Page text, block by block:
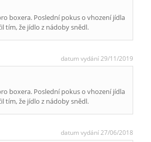
boxera. Poslední pokus o vhození jídla
tím, že jídlo z nádoby snědl.
datum vydání 29/11/2019
boxera. Poslední pokus o vhození jídla
tím, že jídlo z nádoby snědl.
datum vydání 27/06/2018